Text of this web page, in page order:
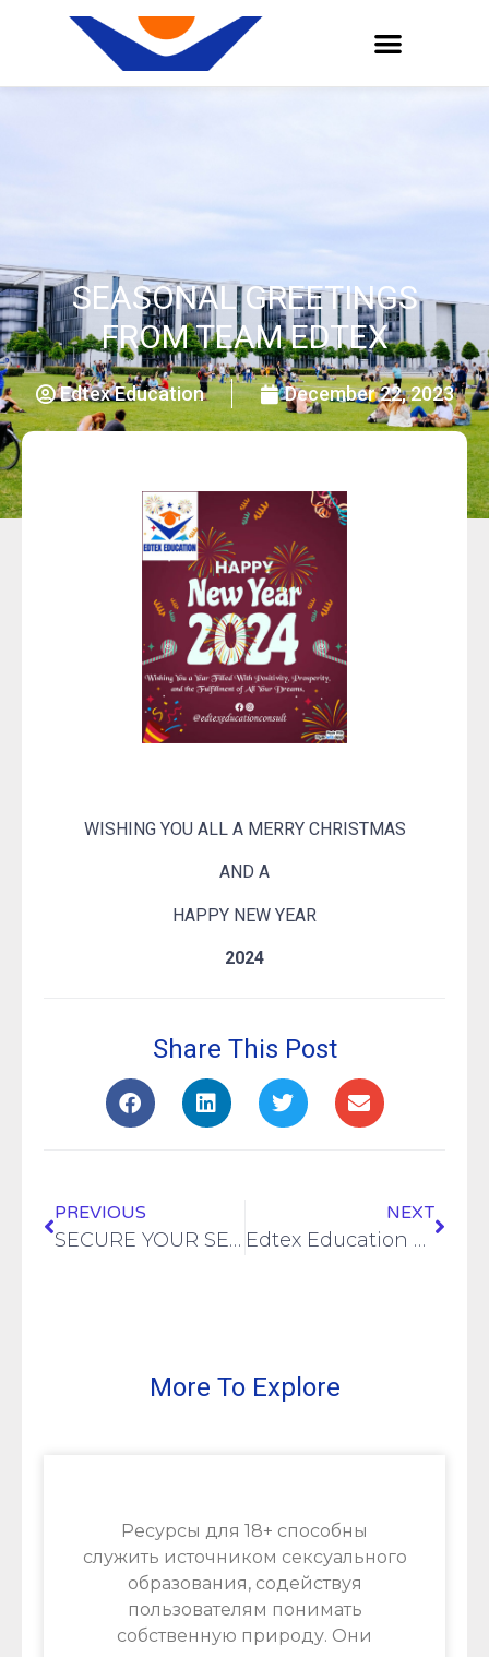
SEASONAL GREETINGS
FROM TEAM EDTEX
Edtex Education December 22, 2023
WISHING YOU ALL A MERRY CHRISTMAS
AND A
HAPPY NEW YEAR
2024
Share This Post
PREVIOUS
SECURE YOUR SEAT NOW FOR SEPTEMBER 2024
NEXT
Edtex Education office Contact Update.
More To Explore
Ресурсы для 18+ способны
служить источником сексуального
образования, содействуя
пользователям понимать
собственную природу. Они